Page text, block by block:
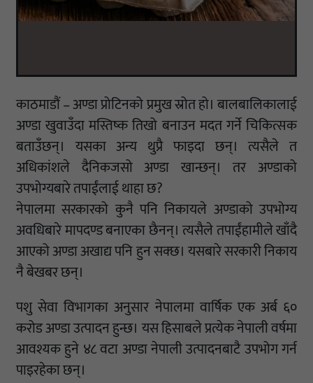
काठमाडौं – अण्डा प्रोटिनको प्रमुख स्रोत हो। बालबालिकालाई
अण्डा खुवाउँदा मस्तिष्क तिखो बनाउन मदत गर्ने चिकित्सक
बताउँछन्। यसका अन्य थुप्रै फाइदा छन्। त्यसैले त
अधिकांशले दैनिकजसो अण्डा खान्छन्। तर अण्डाको
उपभोग्यबारे तपाईंलाई थाहा छ?
नेपालमा सरकारको कुनै पनि निकायले अण्डाको उपभोग्य
अवधिबारे मापदण्ड बनाएका छैनन्। त्यसैले तपाईंहामीले खाँदै
आएको अण्डा अखाद्य पनि हुन सक्छ। यसबारे सरकारी निकाय
नै बेखबर छन्।
पशु सेवा विभागका अनुसार नेपालमा वार्षिक एक अर्ब ६०
करोड अण्डा उत्पादन हुन्छ। यस हिसाबले प्रत्येक नेपाली वर्षमा
आवश्यक हुने ४८ वटा अण्डा नेपाली उत्पादनबाटै उपभोग गर्न
पाइरहेका छन्।